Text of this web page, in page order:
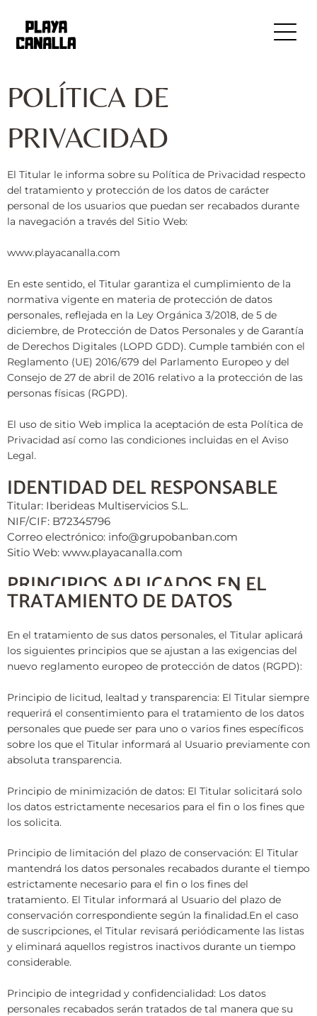
contenido
POLÍTICA DE
PRIVACIDAD
El Titular le informa sobre su Política de Privacidad respecto
del tratamiento y protección de los datos de carácter
personal de los usuarios que puedan ser recabados durante
la navegación a través del Sitio Web:
www.playacanalla.com
En este sentido, el Titular garantiza el cumplimiento de la
normativa vigente en materia de protección de datos
personales, reflejada en la Ley Orgánica 3/2018, de 5 de
diciembre, de Protección de Datos Personales y de Garantía
de Derechos Digitales (LOPD GDD). Cumple también con el
Reglamento (UE) 2016/679 del Parlamento Europeo y del
Consejo de 27 de abril de 2016 relativo a la protección de las
personas físicas (RGPD).
El uso de sitio Web implica la aceptación de esta Política de
Privacidad así como las condiciones incluidas en el Aviso
Legal.
IDENTIDAD DEL RESPONSABLE
Titular: Iberideas Multiservicios S.L.
NIF/CIF: B72345796
Correo electrónico: info@grupobanban.com
Sitio Web: www.playacanalla.com
PRINCIPIOS APLICADOS EN EL
TRATAMIENTO DE DATOS
En el tratamiento de sus datos personales, el Titular aplicará
los siguientes principios que se ajustan a las exigencias del
nuevo reglamento europeo de protección de datos (RGPD):
Principio de licitud, lealtad y transparencia: El Titular siempre
requerirá el consentimiento para el tratamiento de los datos
personales que puede ser para uno o varios fines específicos
sobre los que el Titular informará al Usuario previamente con
absoluta transparencia.
Principio de minimización de datos: El Titular solicitará solo
los datos estrictamente necesarios para el fin o los fines que
los solicita.
Principio de limitación del plazo de conservación: El Titular
mantendrá los datos personales recabados durante el tiempo
estrictamente necesario para el fin o los fines del
tratamiento. El Titular informará al Usuario del plazo de
conservación correspondiente según la finalidad.En el caso
de suscripciones, el Titular revisará periódicamente las listas
y eliminará aquellos registros inactivos durante un tiempo
considerable.
Principio de integridad y confidencialidad: Los datos
personales recabados serán tratados de tal manera que su